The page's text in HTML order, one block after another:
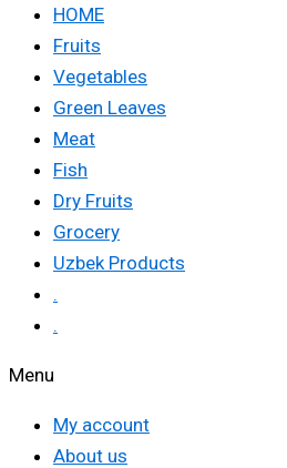
HOME
Fruits
Vegetables
Green Leaves
Meat
Fish
Dry Fruits
Grocery
Uzbek Products
.
.
Menu
My account
About us